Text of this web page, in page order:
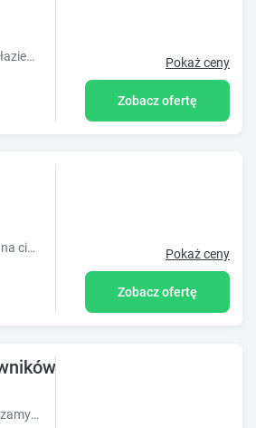
Komfortowe pokoje w Ząbkach koło Warszawy. Wszystkie pokoje z łazienką, dużym 43" telewizorem oraz Wi-Fi. Recepcja czynna 24h. Parking strzeżony. Pokaż ceny
Zobacz ofertę
Nasz obiekt to idealne miejsce na krótkie i długie pobyty ze względu na ciszę , domową atmosferę i poczucie luksusu. Oferty na większą ilość pokoi lu Pokaż ceny
Zobacz ofertę
Warszawa | Noclegi
Idealne dla pracowników, chcących odpocząć po dniu pracy Zapraszamy :-)